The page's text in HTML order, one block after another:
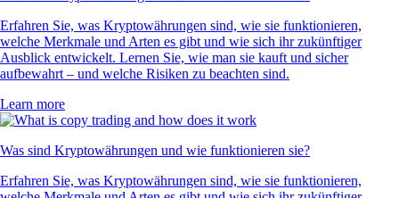
Erfahren Sie, was Kryptowährungen sind, wie sie funktionieren,
welche Merkmale und Arten es gibt und wie sich ihr zukünftiger
Ausblick entwickelt. Lernen Sie, wie man sie kauft und sicher
aufbewahrt – und welche Risiken zu beachten sind.
Learn more
Was sind Kryptowährungen und wie funktionieren sie?
Erfahren Sie, was Kryptowährungen sind, wie sie funktionieren,